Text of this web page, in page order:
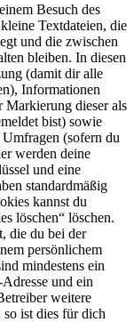
Besuch des
Textdateien, die
und die zwischen
bleiben. In diesen
(damit dir alle
Informationen
Markierung dieser als
bist) sowie
(sofern du
werden deine
und eine
standardmäßig
kannst du
löschen“ löschen.
die du bei der
persönlichem
mindestens ein
und ein
weitere
ist dies für dich